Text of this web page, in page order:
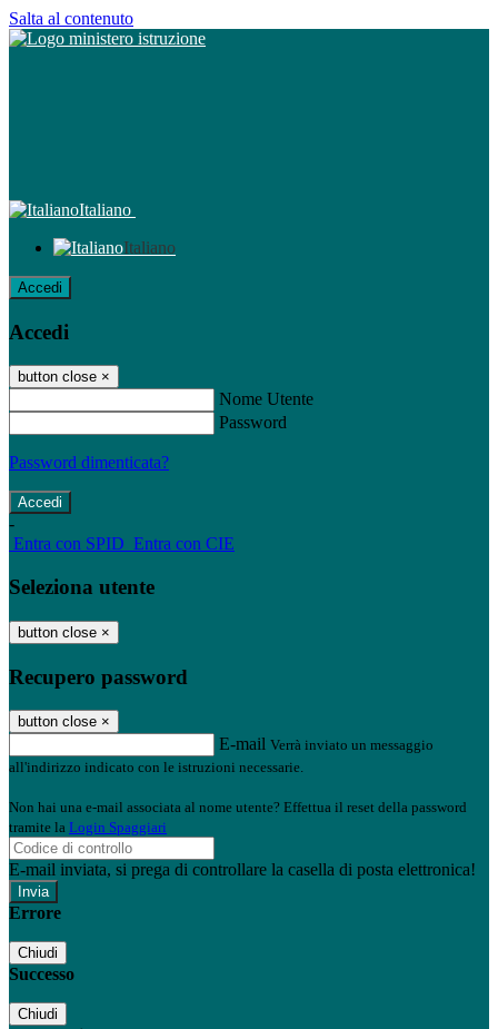
Salta al contenuto
Italiano
Italiano
Accedi
Accedi
button close ×
Nome Utente
Password
Password dimenticata?
-
Entra con SPID Entra con CIE
Seleziona utente
button close ×
Recupero password
button close ×
E-mail Verrà inviato un messaggio
all'indirizzo indicato con le istruzioni necessarie.
Non hai una e-mail associata al nome utente? Effettua il reset della password
tramite la Login Spaggiari
E-mail inviata, si prega di controllare la casella di posta elettronica!
Errore
Chiudi
Successo
Chiudi